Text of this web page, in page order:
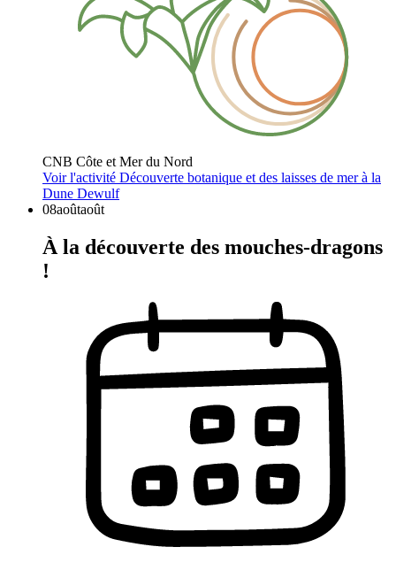
CNB Côte et Mer du Nord
Voir l'activité Découverte botanique et des laisses de mer à la
Dune Dewulf
08aoûtaoût
À la découverte des mouches-dragons
!